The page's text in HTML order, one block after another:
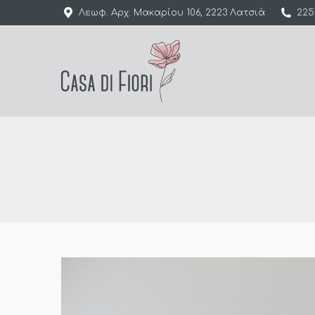
Λεωφ. Αρχ. Μακαρίου 106, 2223 Λατσιά